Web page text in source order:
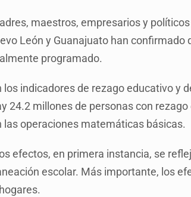
de vínculos entre el gobierno de
del Vaticano
registrado en 2025 en Tlaquepaque
maestros, empresarios y políticos
León y Guanajuato han confirmado
programado.
indicadores de rezago educativo y
24.2 millones de personas con
operaciones matemáticas básicas.
efectos, en primera instancia, se
escolar. Más importante, los